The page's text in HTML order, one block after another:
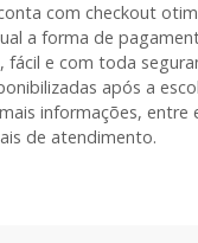
com checkout
a forma de
fácil e com toda
após a
informações,
de atendimento.